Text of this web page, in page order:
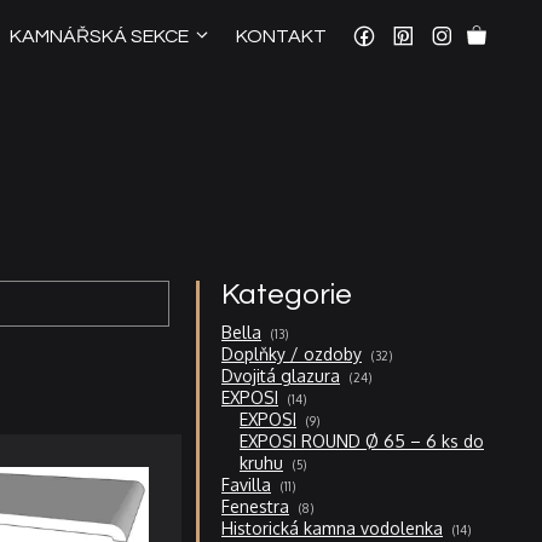
KAMNÁŘSKÁ SEKCE KONTAKT
Kategorie
Bella 1313
produktů
Doplňky / ozdoby 3232
produktů
Dvojitá glazura 2424
produktů
EXPOSI 1414
produktů
EXPOSI 99
produktů
EXPOSI ROUND Ø 65 – 6 ks do
kruhu
55
produktů
Favilla 1111
produktů
Fenestra 88
produktů
Historická kamna vodolenka 1414